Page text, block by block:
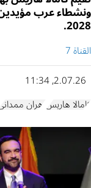
ونشطاء عرب
2028.
القناة 7
2.07.26, 11:34
كامالا هاريس زهران